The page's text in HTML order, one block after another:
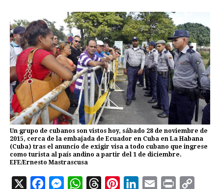
Un grupo de cubanos son vistos hoy, sábado 28 de noviembre de
2015, cerca de la embajada de Ecuador en Cuba en La Habana
(Cuba) tras el anuncio de exigir visa a todo cubano que ingrese
como turista al país andino a partir del 1 de diciembre.
EFE/Ernesto Mastrascusa
X
M
W